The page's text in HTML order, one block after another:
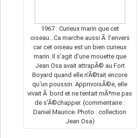
1967 : Curieux marin que cet
oiseau...Ca marche aussi Ã l'envers
car cet oiseau est un bien curieux
marin. Il s'agit d'une mouette que
Jean Osa avait attrapÃ© au Fort
Boyard quand elle n'Ã©tait encore
qu'un poussin. ApprivoisÃ©e, elle
vivait Ã bord et ne tentait mÃªme pas
de s'Ã©chapper. (commentaire :
Daniel Maurice. Photo : collection
Jean Osa)